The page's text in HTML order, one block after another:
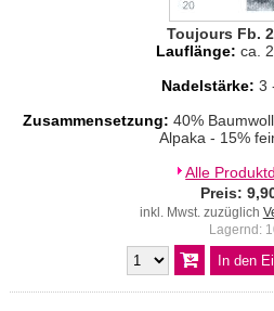
Toujours Fb.
Lauflänge: ca.
Nadelstärke: 3
Zusammensetzung: 40%
Alpaka - 15%
Alle
Preis:
inkl. Mwst. zuzüglich
Lagernd: